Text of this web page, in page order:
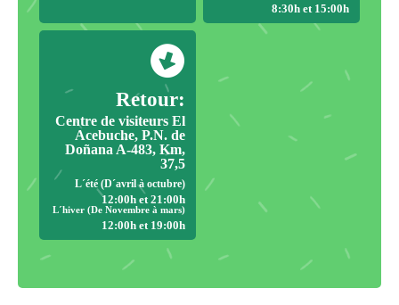
8:30h et 15:00h
Retour:
Centre de visiteurs El
Acebuche, P.N. de
Doñana A-483, Km,
37,5
L´été (D´avril à octubre)
12:00h et 21:00h
L´hiver (De Novembre à mars)
12:00h et 19:00h